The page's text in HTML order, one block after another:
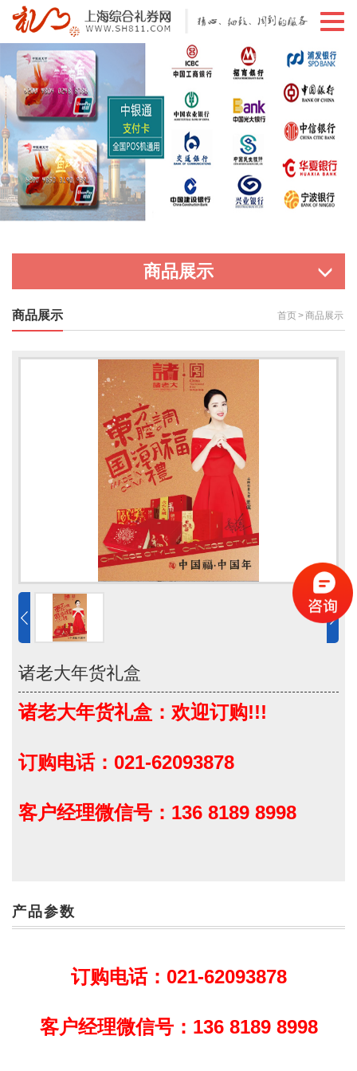
切
导
商品展示
商品展示 首页>商品展示
诸老大年货礼盒
诸老大年货礼盒：欢迎订购!!!
订购电话：021-62093878
客户经理微信号：136 8189 8998
产品参数
订购电话：021-62093878
客户经理微信号：136 8189 8998